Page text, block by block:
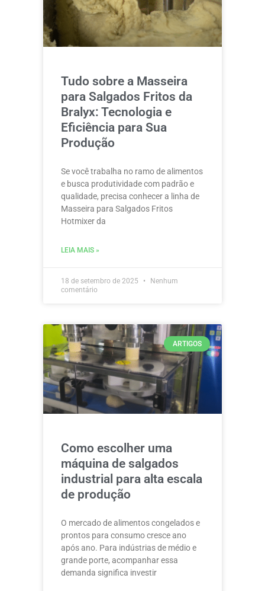
Tudo sobre a Masseira
para Salgados Fritos da
Bralyx: Tecnologia e
Eficiência para Sua
Produção
Se você trabalha no ramo de alimentos
e busca produtividade com padrão e
qualidade, precisa conhecer a linha de
Masseira para Salgados Fritos
Hotmixer da
LEIA MAIS »
18 de setembro de 2025
Nenhum
comentário
ARTIGOS
Como escolher uma
máquina de salgados
industrial para alta escala
de produção
O mercado de alimentos congelados e
prontos para consumo cresce ano
após ano. Para indústrias de médio e
grande porte, acompanhar essa
demanda significa investir